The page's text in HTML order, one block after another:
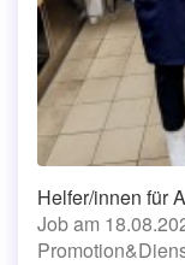
Helfer/innen für
Job am